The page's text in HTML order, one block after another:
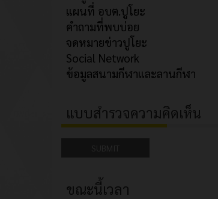
แผนที่ อบต.ปูโยะ
คำถามที่พบบ่อย
จดหมายข่าวปูโยะ
Social Network
ข้อมูลสนามกีฬาและลานกีฬา
แบบสำรวจความคิดเห็น
ขณะนี้เวลา